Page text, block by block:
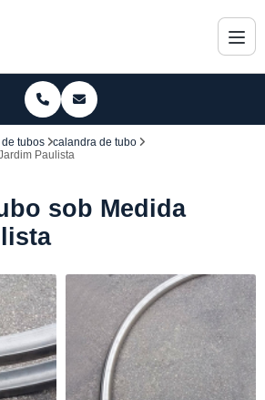
tubos
calandra de tubo
Paulista
sob Medida